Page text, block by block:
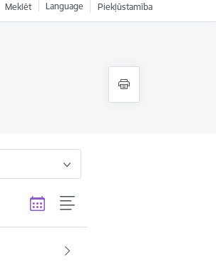
Meklēt Language Piekļūstamība